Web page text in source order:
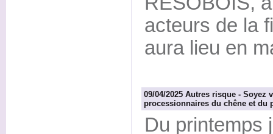
acteurs de la
aura lieu en
09/04/2025 Autres risque -
processionnaires du chêne et du
Du printemps